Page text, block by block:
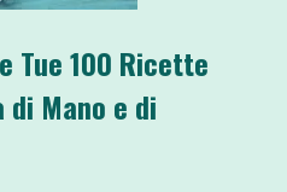
Tue 100 Ricette
Mano e di